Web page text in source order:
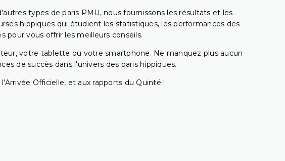
types de paris PMU, nous fournissons les résultats et les
hippiques qui étudient les statistiques, les performances des
pour vous offrir les meilleurs conseils.
votre tablette ou votre smartphone. Ne manquez plus aucun
de succès dans l'univers des paris hippiques.
Officielle, et aux rapports du Quinté !